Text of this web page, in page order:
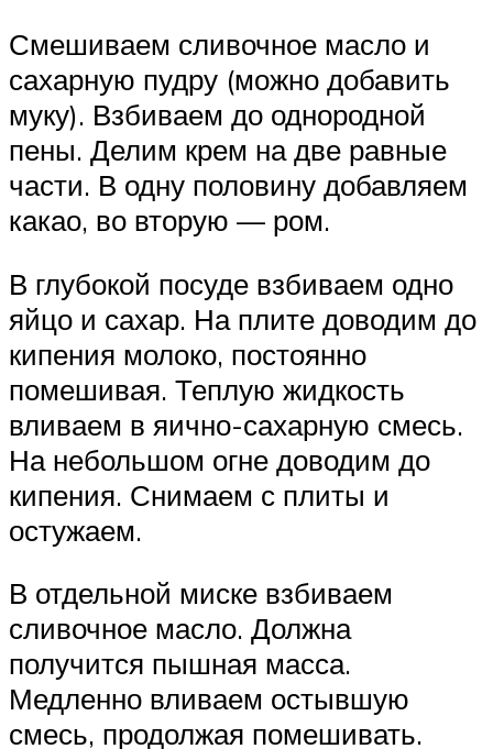
Смешиваем сливочное масло и
сахарную пудру (можно добавить
муку). Взбиваем до однородной
пены. Делим крем на две равные
части. В одну половину добавляем
какао, во вторую — ром.
В глубокой посуде взбиваем одно
яйцо и сахар. На плите доводим до
кипения молоко, постоянно
помешивая. Теплую жидкость
вливаем в яично-сахарную смесь.
На небольшом огне доводим до
кипения. Снимаем с плиты и
остужаем.
В отдельной миске взбиваем
сливочное масло. Должна
получится пышная масса.
Медленно вливаем остывшую
смесь, продолжая помешивать.